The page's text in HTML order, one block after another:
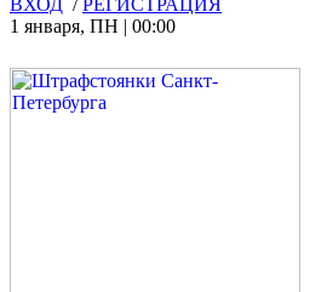
ВХОД /РЕГИСТРАЦИЯ
1 января, ПН | 00:00